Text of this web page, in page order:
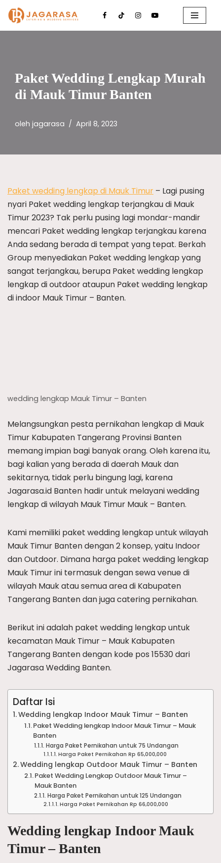
Paket Wedding Lengkap Murah
di Mauk Timur Banten
oleh jagarasa April 8, 2023
Paket wedding lengkap di Mauk Timur – Lagi pusing
nyari Paket wedding lengkap terjangkau di Mauk
Timur 2023? Tak perlu pusing lagi mondar-mandir
mencari Paket wedding lengkap terjangkau karena
Anda sedang berada di tempat yang tepat. Berkah
Group menyediakan Paket wedding lengkap yang
sangat terjangkau, berupa Paket wedding lengkap
lengkap di outdoor ataupun Paket wedding lengkap
di indoor Mauk Timur – Banten.
wedding lengkap Mauk Timur – Banten
Melangsungkan pesta pernikahan lengkap di Mauk
Timur Kabupaten Tangerang Provinsi Banten
memang impian bagi banyak orang. Oleh karena itu,
bagi kalian yang berada di daerah Mauk dan
sekitarnya, tidak perlu bingung lagi, karena
Jagarasa.id Banten hadir untuk melayani wedding
lengkap di wilayah Mauk Timur Mauk – Banten.
Kami memiliki paket wedding lengkap untuk wilayah
Mauk Timur Banten dengan 2 konsep, yaitu Indoor
dan Outdoor. Dimana harga paket wedding lengkap
Mauk Timur ini termasuk dengan sewa venue di
wilayah Mauk atau semua area di Kabupaten
Tangerang Banten dan juga catering pernikahan.
Berikut ini adalah paket wedding lengkap untuk
kecamatan Mauk Timur – Mauk Kabupaten
Tangerang Banten dengan kode pos 15530 dari
Jagarasa Wedding Banten.
Daftar Isi
Wedding lengkap Indoor Mauk Timur – Banten
Paket Wedding lengkap Indoor Mauk Timur – Mauk
Banten
Harga Paket Pernikahan untuk 75 Undangan
Harga Paket Pernikahan Rp 65,000,000
Wedding lengkap Outdoor Mauk Timur – Banten
Paket Wedding Lengkap Outdoor Mauk Timur –
Mauk Banten
Harga Paket Pernikahan untuk 125 Undangan
Harga Paket Pernikahan Rp 66,000,000
Wedding lengkap Indoor Mauk
Timur – Banten